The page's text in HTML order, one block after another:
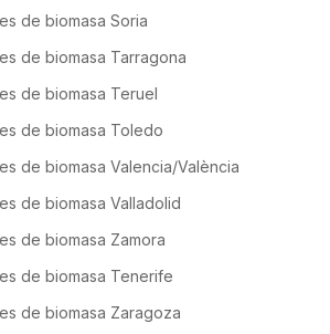
de biomasa Soria
de biomasa Tarragona
de biomasa Teruel
de biomasa Toledo
de biomasa Valencia/València
de biomasa Valladolid
de biomasa Zamora
de biomasa Tenerife
de biomasa Zaragoza